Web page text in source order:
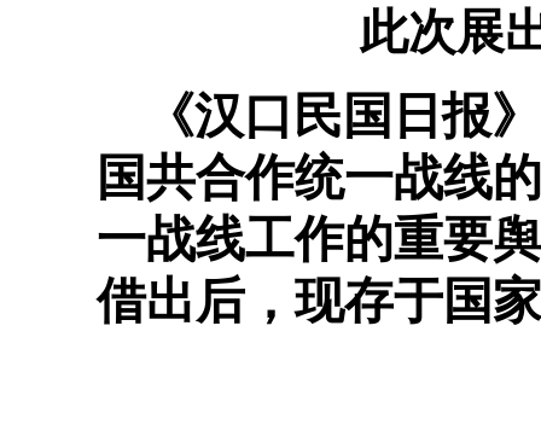
此次展
《汉口民国日报
国共合作统一战线
一战线工作的重要
借出后，现存于国